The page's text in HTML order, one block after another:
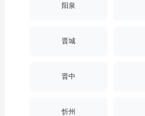
阳泉
晋城
晋中
忻州